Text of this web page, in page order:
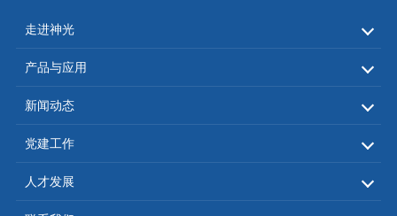
走进神光
关于神光
企业文化
神光版图
发展历程
资质荣誉
子公司介绍
产品与应用
石英材料
显示面板行业
泛半导体行业
工业激光行业
精密光学行业
航空航天领域
新闻动态
新闻发布
展会活动
党建工作
党建工作
人才发展